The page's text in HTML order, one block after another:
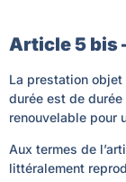
Article 5 bis
La prestation objet
durée est de
renouvelable pour
Aux termes de
littéralement